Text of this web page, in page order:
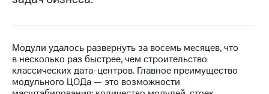
в
регионе
и акционерам
Модули удалось развернуть за восемь месяцев, что
в несколько раз быстрее, чем строительство
классическихдата-центров. Главное преимущество
модульного ЦОДа — это возможности